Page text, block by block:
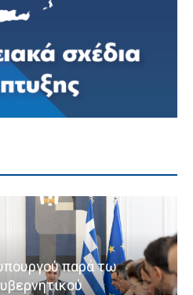
παρά τω